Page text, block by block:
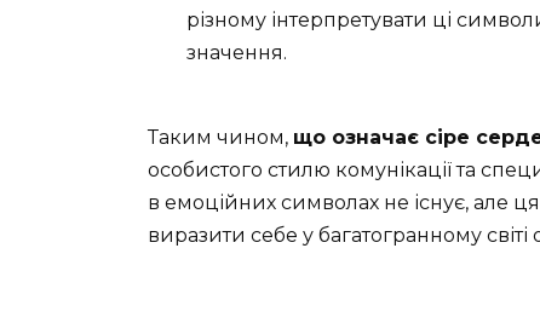
різному інтерпретувати ці
значення.
Таким чином, що означає сіре
особистого стилю комунікації та
в емоційних символах не існує, але
виразити себе у багатогранному